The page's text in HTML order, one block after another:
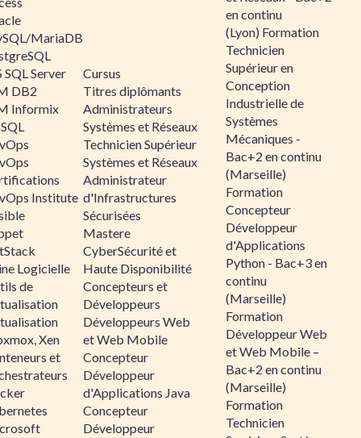
MariaDB
SQL Server
DB2
Informix
Institute
Logicielle
de
Xen
et
Cursus
Titres diplômants
Administrateurs
Systèmes et Réseaux
Technicien Supérieur
Systèmes et Réseaux
Administrateur
d'Infrastructures
Sécurisées
Mastere
CyberSécurité et
Haute Disponibilité
Concepteurs et
Développeurs
Développeurs Web
et Web Mobile
Concepteur
Développeur
d'Applications Java
Concepteur
Développeur
en continu
(Lyon) Formation
Technicien
Supérieur en
Conception
Industrielle de
Systèmes
Mécaniques -
Bac+2 en continu
(Marseille)
Formation
Concepteur
Développeur
d'Applications
Python - Bac+3 en
continu
(Marseille)
Formation
Développeur Web
et Web Mobile –
Bac+2 en continu
(Marseille)
Formation
Technicien